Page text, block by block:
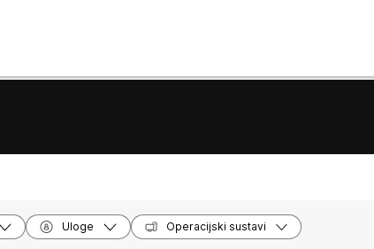
Uloge Operacijski sustavi